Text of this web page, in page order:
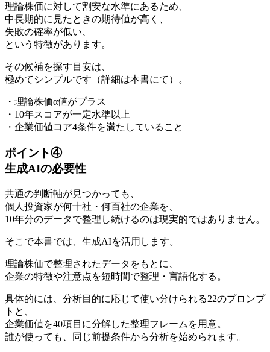
理論株価に対して割安な水準にあるため、
中長期的に見たときの期待値が高く、
失敗の確率が低い、
という特徴があります。
その候補を探す目安は、
極めてシンプルです（詳細は本書にて）。
・理論株価α値がプラス
・10年スコアが一定水準以上
・企業価値コア4条件を満たしていること
ポイント④
生成AIの必要性
共通の判断軸が見つかっても、
個人投資家が何十社・何百社の企業を、
10年分のデータで整理し続けるのは現実的ではありません。
そこで本書では、生成AIを活用します。
理論株価で整理されたデータをもとに、
企業の特徴や注意点を短時間で整理・言語化する。
具体的には、分析目的に応じて使い分けられる22のプロンプ
トと、
企業価値を40項目に分解した整理フレームを用意。
誰が使っても、同じ前提条件から分析を始められます。